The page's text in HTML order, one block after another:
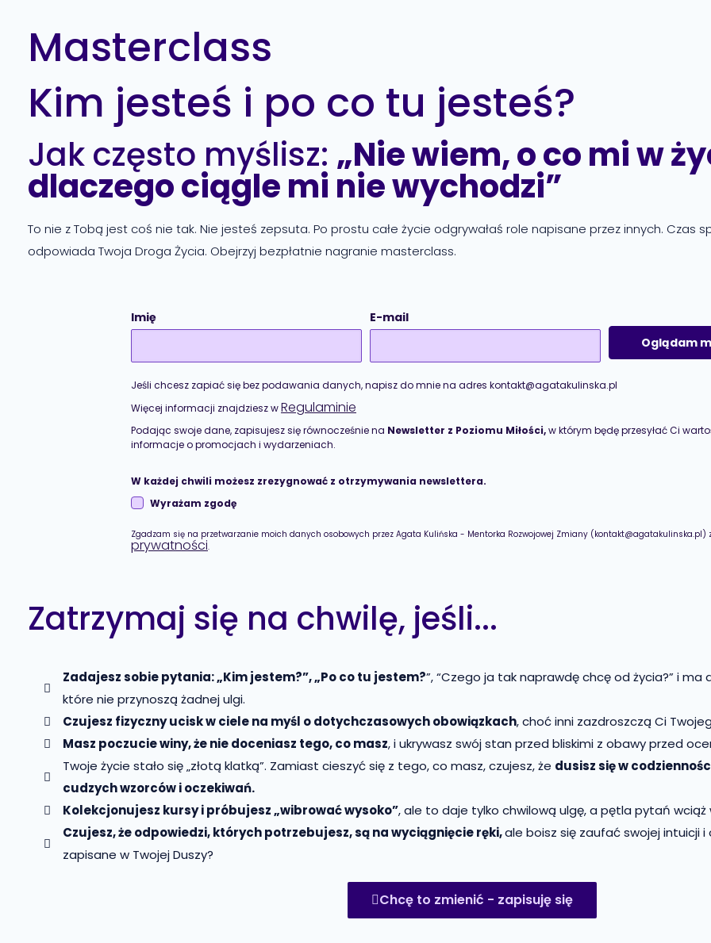
Masterclass
Kim jesteś i po co tu jesteś?
Jak często myślisz: „Nie wiem, o co mi w
dlaczego ciągle mi nie wychodzi”
To nie z Tobą jest coś nie tak. Nie jesteś zepsuta. Po prostu całe życie odgrywałaś role napisane przez innych. Czas
odpowiada Twoja Droga Życia. Obejrzyj bezpłatnie nagranie masterclass.
Imię
E-mail
Oglądam
Jeśli chcesz zapiać się bez podawania danych, napisz do mnie na adres kontakt@agatakulinska.pl
Więcej informacji znajdziesz wRegulaminie
Podając swoje dane, zapisujesz się równocześnie na Newsletter z Poziomu Miłości,w którym będę przesyłać Ci
informacje o promocjach i wydarzeniach.
W każdej chwili możesz zrezygnować z otrzymywania newslettera.
Wyrażam zgodę
Zgadzam się na przetwarzanie moich danych osobowych przez Agata Kulińska - Mentorka Rozwojowej Zmiany (kontakt@agatakulinska.pl)
prywatności.
Zatrzymaj się na chwilę, jeśli...
Zadajesz sobie pytania: „Kim jestem?”, „Po co tu jestem?”, “Czego ja tak naprawdę chcę od życia?” i
które nie przynoszą żadnej ulgi.
Czujesz fizyczny ucisk w ciele na myśl o dotychczasowych obowiązkach, choć inni zazdroszczą Ci
Masz poczucie winy, że nie doceniasz tego, co masz, i ukrywasz swój stan przed bliskimi z obawy przed
Twoje życie stało się „złotą klatką”. Zamiast cieszyć się z tego, co masz, czujesz, że dusisz się w
cudzych wzorców i oczekiwań.
Kolekcjonujesz kursy i próbujesz „wibrować wysoko”, ale to daje tylko chwilową ulgę, a pętla pytań wciąż
Czujesz, że odpowiedzi, których potrzebujesz, są na wyciągnięcie ręki,ale boisz się zaufać swojej intuicji
zapisane w Twojej Duszy?
Chcę to zmienić - zapisuję się